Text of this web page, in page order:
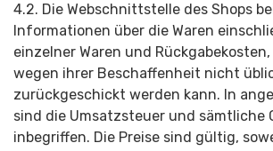
4.2. Die Webschnittstelle des Shops
Informationen über die Waren
einzelner Waren und
wegen ihrer Beschaffenheit nicht
zurückgeschickt werden kann. In
sind die Umsatzsteuer und sämtliche
inbegriffen. Die Preise sind gültig,